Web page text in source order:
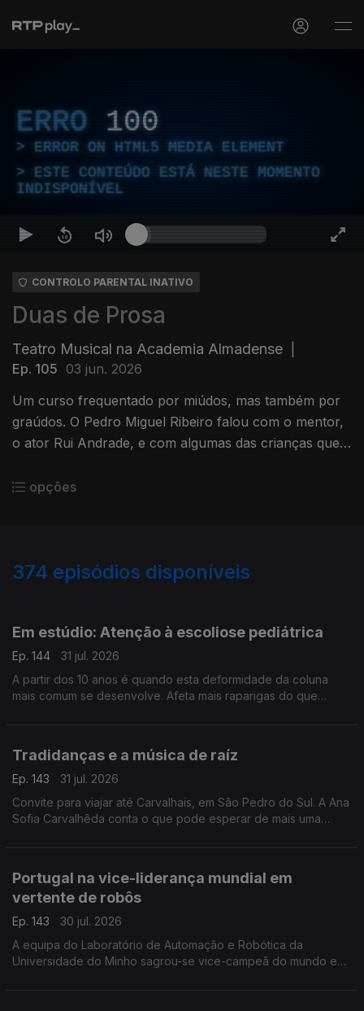
ERRO 100
ERROR ON HTML5 MEDIA ELEMENT
ESTE CONTEÚDO ESTÁ NESTE MOMENTO
INDISPONÍVEL
CONTROLO PARENTAL INATIVO
Duas de Prosa
Teatro Musical na Academia Almadense
Ep. 105 03 jun. 2026
Um curso frequentado por miúdos, mas também por
graúdos. O Pedro Miguel Ribeiro falou com o mentor,
o ator Rui Andrade, e com algumas das crianças que
opções
374 episódios disponíveis
Em estúdio: Atenção à escoliose pediátrica
Ep. 144
31 jul. 2026
A partir dos 10 anos é quando esta deformidade da coluna
mais comum se desenvolve. Afeta mais raparigas do que
Tradidanças e a música de raíz
Ep. 143
31 jul. 2026
Convite para viajar até Carvalhais, em São Pedro do Sul. A Ana
Sofia Carvalhêda conta o que pode esperar de mais uma
Portugal na vice-liderança mundial em
vertente de robôs
Ep. 143
30 jul. 2026
A equipa do Laboratório de Automação e Robótica da
Universidade do Minho sagrou-se vice-campeã do mundo em